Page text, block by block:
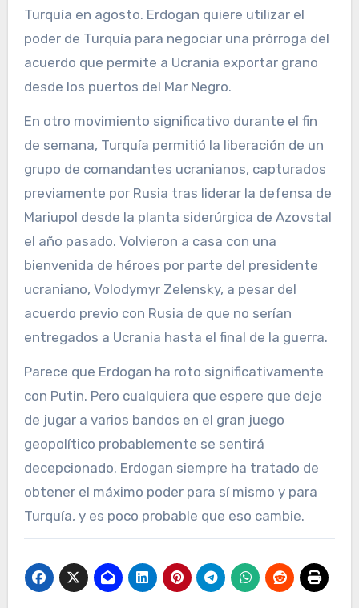
Turquía en agosto. Erdogan quiere utilizar el
poder de Turquía para negociar una prórroga del
acuerdo que permite a Ucrania exportar grano
desde los puertos del Mar Negro.
En otro movimiento significativo durante el fin
de semana, Turquía permitió la liberación de un
grupo de comandantes ucranianos, capturados
previamente por Rusia tras liderar la defensa de
Mariupol desde la planta siderúrgica de Azovstal
el año pasado. Volvieron a casa con una
bienvenida de héroes por parte del presidente
ucraniano, Volodymyr Zelensky, a pesar del
acuerdo previo con Rusia de que no serían
entregados a Ucrania hasta el final de la guerra.
Parece que Erdogan ha roto significativamente
con Putin. Pero cualquiera que espere que deje
de jugar a varios bandos en el gran juego
geopolítico probablemente se sentirá
decepcionado. Erdogan siempre ha tratado de
obtener el máximo poder para sí mismo y para
Turquía, y es poco probable que eso cambie.